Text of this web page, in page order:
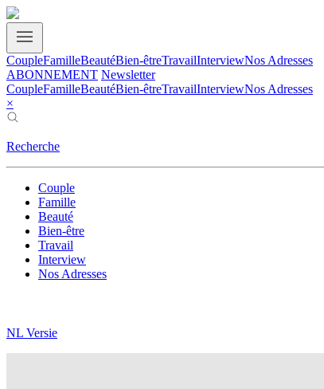
CoupleFamilleBeautéBien-êtreTravailInterviewNos Adresses
ABONNEMENT Newsletter
CoupleFamilleBeautéBien-êtreTravailInterviewNos Adresses
×
Recherche
Couple
Famille
Beauté
Bien-être
Travail
Interview
Nos Adresses
NL Versie